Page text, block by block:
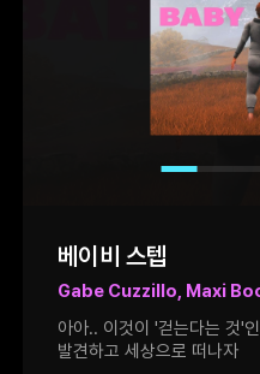
좀 억지 아니냐! 라는 생각
않을만큼 타당하고 그럴듯
증거들의 향연. 정말 좋습니
써서라도 이 작품을 꼭 사야
이야기를 꼭 봐야겠단 말입니다. 제작
저랑 진짜 쿨거래 합시다!
어디선가 목소리가 들리나
베이비 스텝
Gabe Cuzzillo, Maxi
아아.. 이것이 '걷는다는 것'
발견하고 세상으로 떠나자